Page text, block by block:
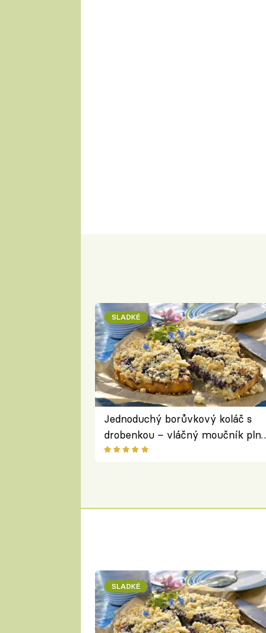
SLADKÉ
Jednoduchý borůvkový koláč s
drobenkou – vláčný moučník plný
ovoce
SLADKÉ